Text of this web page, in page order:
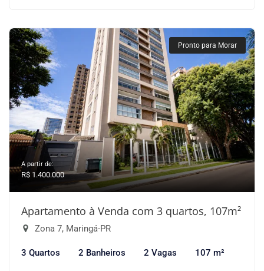
Pronto para Morar
A partir de:
R$ 1.400.000
Apartamento à Venda com 3 quartos, 107m²
Zona 7, Maringá-PR
3 Quartos 2 Banheiros 2 Vagas 107 m²